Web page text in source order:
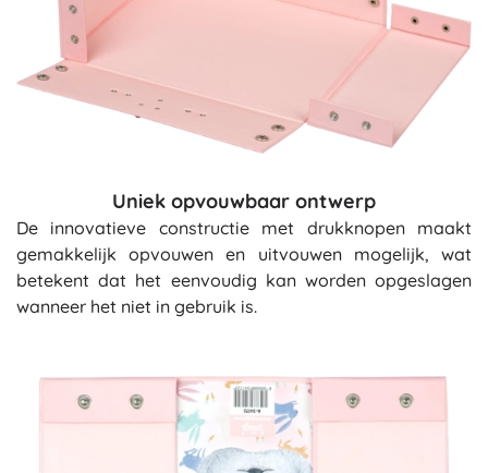
Uniek opvouwbaar ontwerp
De innovatieve constructie met drukknopen maakt
gemakkelijk opvouwen en uitvouwen mogelijk, wat
betekent dat het eenvoudig kan worden opgeslagen
wanneer het niet in gebruik is.